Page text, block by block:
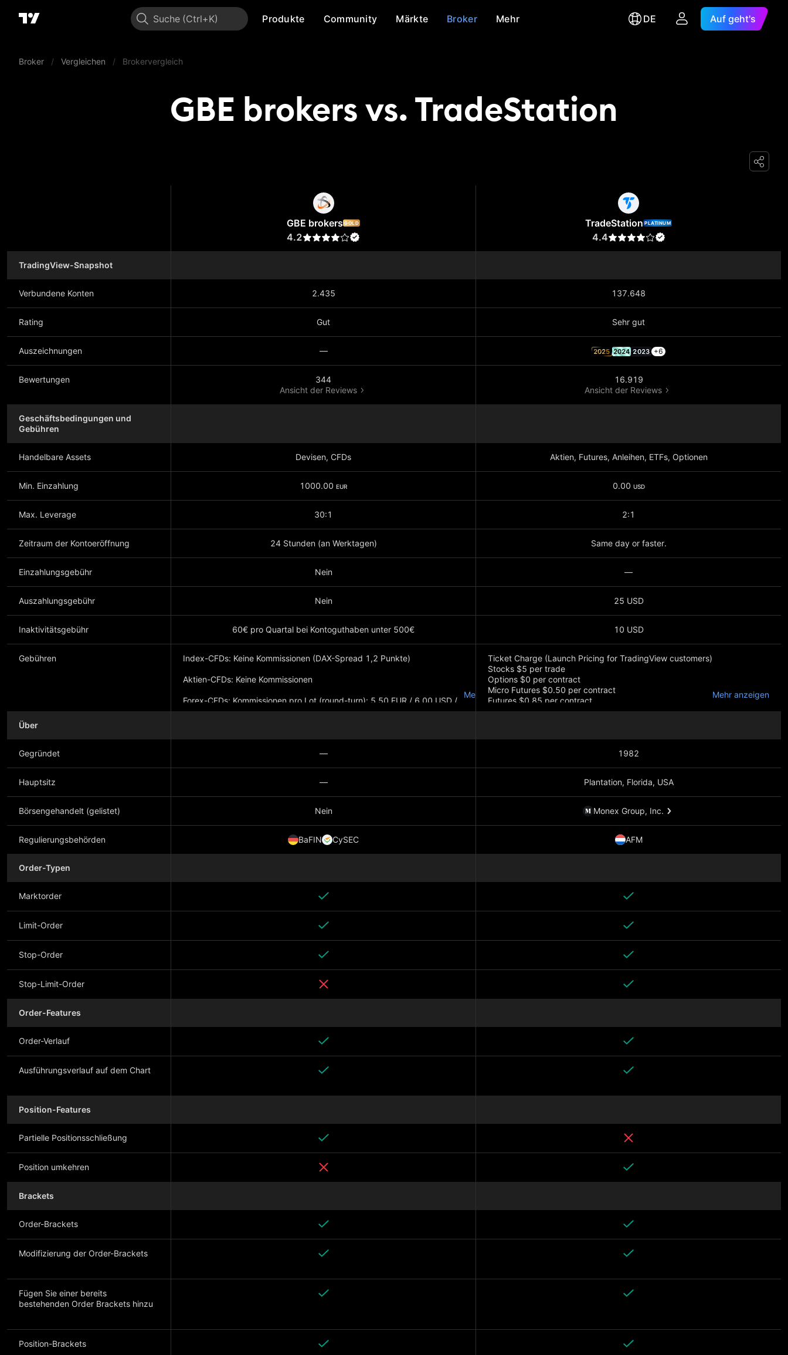
Suche Produkte Community Märkte Broker Mehr DE Auf geht's
Broker / Vergleichen / Brokervergleich
GBE brokers vs. TradeStation
GBE brokers GOLD
4.2
TradeStation PLATINUM
4.4
TradingView-Snapshot
Verbundene Konten 2.435 137.648
Rating Gut Sehr gut
Auszeichnungen — 2025 2024 2023 +6
Bewertungen
344
Ansicht der Reviews
16.919
Ansicht der Reviews
Geschäftsbedingungen und
Gebühren
Handelbare Assets Devisen, CFDs Aktien, Futures, Anleihen, ETFs, Optionen
Min. Einzahlung 1000.00 EUR 0.00 USD
Max. Leverage 30:1 2:1
Zeitraum der Kontoeröffnung 24 Stunden (an Werktagen) Same day or faster.
Einzahlungsgebühr Nein —
Auszahlungsgebühr Nein 25 USD
Inaktivitätsgebühr 60€ pro Quartal bei Kontoguthaben unter 500€ 10 USD
Gebühren Index-CFDs: Keine Kommissionen (DAX-Spread 1,2 Punkte)
Aktien-CFDs: Keine Kommissionen
Forex-CFDs: Kommissionen pro Lot (round-turn): 5,50 EUR / 6,00 USD /
6,00 CHF, Spreads ab 0.0 Pips
Mehr anzeigen
Ticket Charge (Launch Pricing for TradingView customers)
Stocks $5 per trade
Options $0 per contract
Micro Futures $0.50 per contract
Futures $0.85 per contract
Mehr anzeigen
Über
Gegründet — 1982
Hauptsitz — Plantation, Florida, USA
Börsengehandelt (gelistet) Nein Monex Group, Inc.
Regulierungsbehörden BaFIN CySEC AFM
Order-Typen
Marktorder
Limit-Order
Stop-Order
Stop-Limit-Order
Order-Features
Order-Verlauf
Ausführungsverlauf auf dem Chart
Position-Features
Partielle Positionsschließung
Position umkehren
Brackets
Order-Brackets
Modifizierung der Order-Brackets
Fügen Sie einer bereits
bestehenden Order Brackets hinzu
Position-Brackets